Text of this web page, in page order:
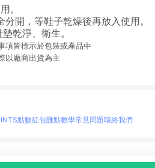
。
開，等鞋子乾燥後再放入使用。
乾淨、衛生。
項皆標示於包裝或產品中
以廠商出貨為主
點數紅包賺點教學常見問題聯絡我們
，並依購物情報中的趨勢與風格做合作網路商